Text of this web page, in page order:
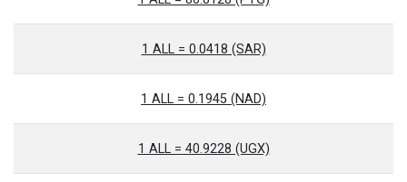
1 ALL = 0.0418 (SAR)
1 ALL = 0.1945 (NAD)
1 ALL = 40.9228 (UGX)